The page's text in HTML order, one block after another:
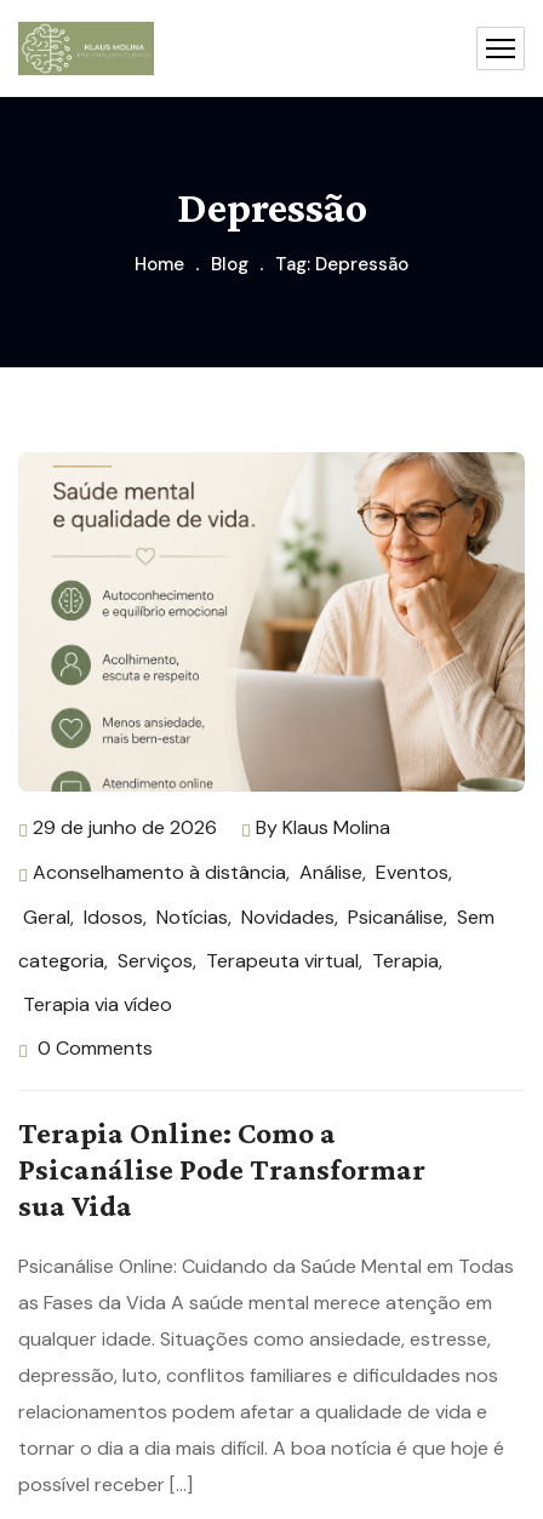
Depressão
Home Blog Tag: Depressão
29 de junho de 2026 ByKlaus Molina
Aconselhamento à distância, Análise, Eventos,
Geral, Idosos, Notícias, Novidades, Psicanálise, Sem
categoria, Serviços, Terapeuta virtual, Terapia,
Terapia via vídeo
0 Comments
Terapia Online: Como a
Psicanálise Pode Transformar
sua Vida
Psicanálise Online: Cuidando da Saúde Mental em Todas
as Fases da Vida A saúde mental merece atenção em
qualquer idade. Situações como ansiedade, estresse,
depressão, luto, conflitos familiares e dificuldades nos
relacionamentos podem afetar a qualidade de vida e
tornar o dia a dia mais difícil. A boa notícia é que hoje é
possível receber […]